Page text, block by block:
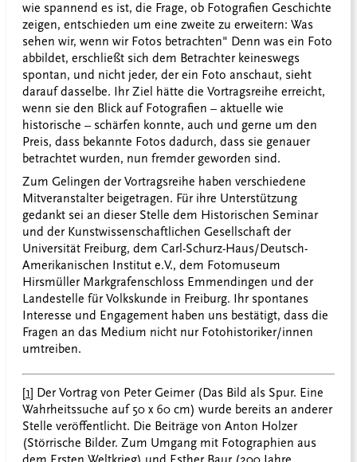
wie spannend es ist, die Frage, ob Fotografien Geschichte
zeigen, entschieden um eine zweite zu erweitern: Was
sehen wir, wenn wir Fotos betrachten" Denn was ein Foto
abbildet, erschließt sich dem Betrachter keineswegs
spontan, und nicht jeder, der ein Foto anschaut, sieht
darauf dasselbe. Ihr Ziel hätte die Vortragsreihe erreicht,
wenn sie den Blick auf Fotografien – aktuelle wie
historische – schärfen konnte, auch und gerne um den
Preis, dass bekannte Fotos dadurch, dass sie genauer
betrachtet wurden, nun fremder geworden sind.
Zum Gelingen der Vortragsreihe haben verschiedene
Mitveranstalter beigetragen. Für ihre Unterstützung
gedankt sei an dieser Stelle dem Historischen Seminar
und der Kunstwissenschaftlichen Gesellschaft der
Universität Freiburg, dem Carl-Schurz-Haus/Deutsch-
Amerikanischen Institut e.V., dem Fotomuseum
Hirsmüller Markgrafenschloss Emmendingen und der
Landestelle für Volkskunde in Freiburg. Ihr spontanes
Interesse und Engagement haben uns bestätigt, dass die
Fragen an das Medium nicht nur Fotohistoriker/innen
umtreiben.
[1] Der Vortrag von Peter Geimer (Das Bild als Spur. Eine
Wahrheitssuche auf 50 x 60 cm) wurde bereits an anderer
Stelle veröffentlicht. Die Beiträge von Anton Holzer
(Störrische Bilder. Zum Umgang mit Fotographien aus